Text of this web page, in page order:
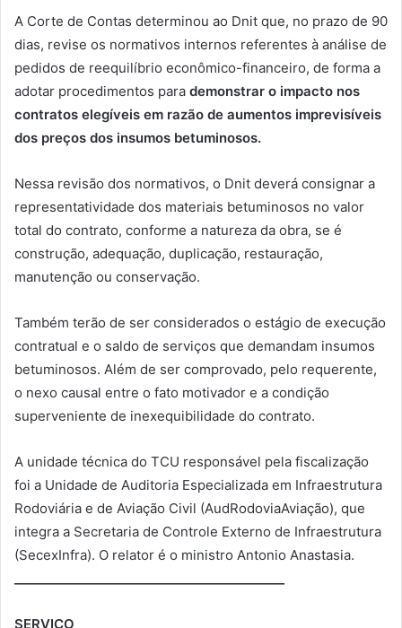
A Corte de Contas determinou ao Dnit que, no prazo de 90
dias, revise os normativos internos referentes à análise de
pedidos de reequilíbrio econômico-financeiro, de forma a
adotar procedimentos para demonstrar o impacto nos
contratos elegíveis em razão de aumentos imprevisíveis
dos preços dos insumos betuminosos.
Nessa revisão dos normativos, o Dnit deverá consignar a
representatividade dos materiais betuminosos no valor
total do contrato, conforme a natureza da obra, se é
construção, adequação, duplicação, restauração,
manutenção ou conservação.
Também terão de ser considerados o estágio de execução
contratual e o saldo de serviços que demandam insumos
betuminosos. Além de ser comprovado, pelo requerente,
o nexo causal entre o fato motivador e a condição
superveniente de inexequibilidade do contrato.
A unidade técnica do TCU responsável pela fiscalização
foi a Unidade de Auditoria Especializada em Infraestrutura
Rodoviária e de Aviação Civil (AudRodoviaAviação), que
integra a Secretaria de Controle Externo de Infraestrutura
(SecexInfra). O relator é o ministro Antonio Anastasia.
SERVIÇO